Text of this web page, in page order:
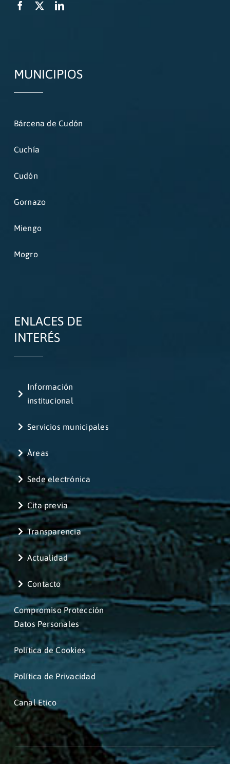
MUNICIPIOS
Bárcena de Cudón
Cuchía
Cudón
Gornazo
Miengo
Mogro
ENLACES DE
INTERÉS
Información
institucional
Servicios municipales
Áreas
Sede electrónica
Cita previa
Transparencia
Actualidad
Contacto
Compromiso Protección
Datos Personales
Política de Cookies
Política de Privacidad
Canal Etico